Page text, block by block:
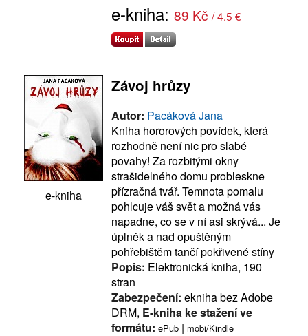
e-kniha: 89 Kč / 4.5 €
e-kniha
Závoj hrůzy
Autor: Pacáková Jana
Kniha hororových povídek, která
rozhodně není nic pro slabé
povahy! Za rozbitými okny
strašidelného domu probleskne
přízračná tvář. Temnota pomalu
pohlcuje váš svět a možná vás
napadne, co se v ní asi skrývá... Je
úplněk a nad opuštěným
pohřebištěm tančí pokřivené stíny
Popis: Elektronická kniha, 190
stran
Zabezpečení: ekniha bez Adobe
DRM, E-kniha ke stažení ve
formátu: ePub | mobi/Kindle